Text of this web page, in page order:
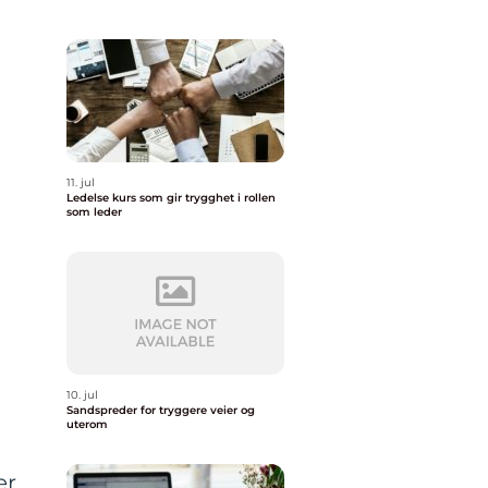
11. jul
Ledelse kurs som gir trygghet i rollen
som leder
10. jul
Sandspreder for tryggere veier og
uterom